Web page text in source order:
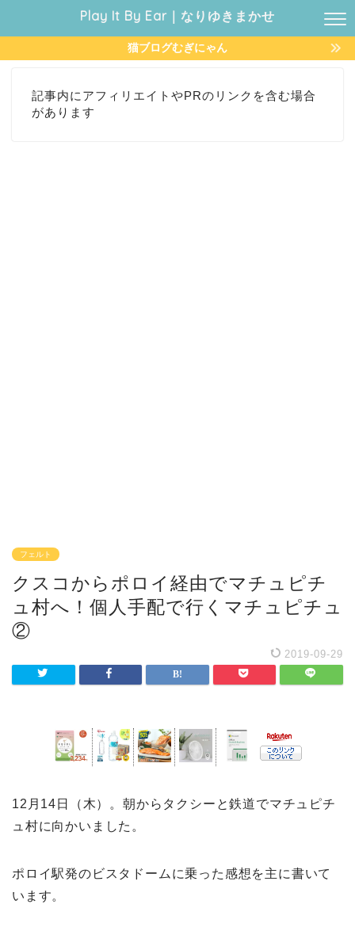
Play It By Ear｜なりゆきまかせ
猫ブログむぎにゃん
記事内にアフィリエイトやPRのリンクを含む場合
があります
フェルト
クスコからポロイ経由でマチュピチ
ュ村へ！個人手配で行くマチュピチュ
②
2019-09-29
12月14日（木）。朝からタクシーと鉄道でマチュピチ
ュ村に向かいました。
ポロイ駅発のビスタドームに乗った感想を主に書いて
います。